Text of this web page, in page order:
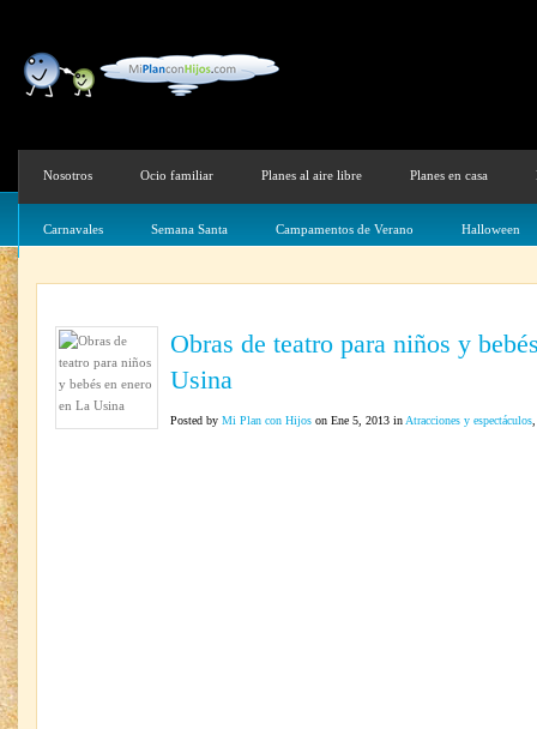
Nosotros Ocio familiar Planes al aire libre Planes en casa
Carnavales Semana Santa Campamentos de Verano Halloween
Obras de teatro para niños y
Usina
Posted by Mi Plan con Hijos on Ene 5, 2013 in Atracciones y espectáculos